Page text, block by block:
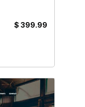
$ 399.99